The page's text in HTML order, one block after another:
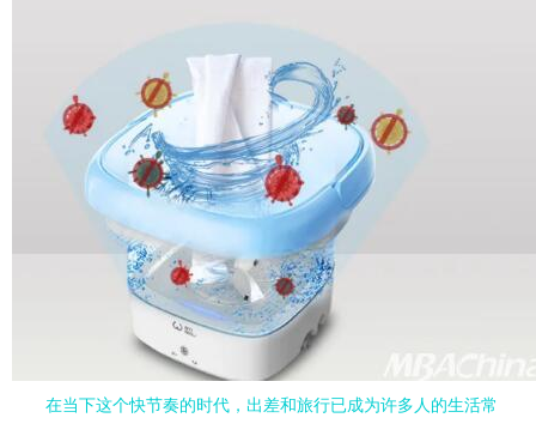
在当下这个快节奏的时代，出差和旅行已成为许多人的生活常